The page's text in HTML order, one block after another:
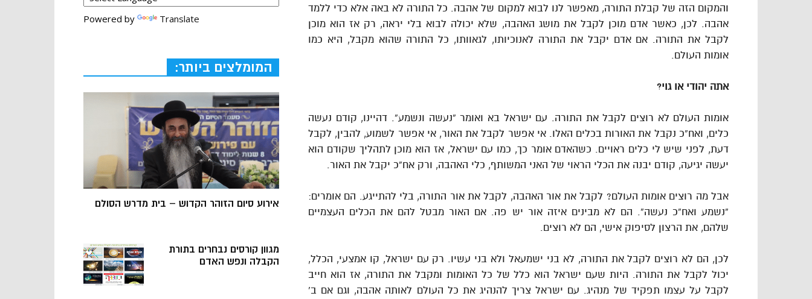
והמקום הזה של קבלת התורה, מאפשר לנו לבוא למקום של אהבה. כל התורה לא באה אלא כדי ללמד
אהבה. לכן, כאשר אדם מוכן לקבל את מושג האהבה, שלא יכולה לבוא בלי יראה, רק אז הוא מוכן
לקבל את התורה. אם אדם יקבל את התורה לאנוכיותו, לגאוותו, כל התורה שהוא מקבל, היא כמו
אומות העולם.
אתה יהודי או גוי?
אומות העולם לא רוצים לקבל את התורה. עם ישראל בא ואומר “נעשה ונשמע”. דהיינו, קודם נעשה
כלים, ואח”כ נקבל את האורות בכלים האלו. אי אפשר לקבל את האור, אי אפשר לשמוע, להבין, לקבל
דעת, לפני שיש לי כלים ראויים. כשהאדם אומר כך, כמו עם ישראל, אז הוא מוכן לתהליך שקודם הוא
יעשה יגיעה, קודם יבנה את הכלי הראוי של האני המשותף, כלי האהבה, ורק אח”כ יקבל את האור.
אבל מה רוצים אומות העולם? לקבל את אור האהבה, לקבל את אור התורה, בלי להתייגע. הם אומרים:
“נשמע ואח”כ נעשה”. הם לא מבינים איזה אור יש פה. אם האור מבטל להם את הכלים העצמיים
שלהם, את הרצון לסיפוק אישי, הם לא רוצים.
לכן, הם לא רוצים לקבל את התורה, לא בני ישמעאל ולא בני עשיו. רק עם ישראל, קו אמצעי, הכלל,
יכול לקבל את התורה. היות שעם ישראל הוא כלל של כל האומות ומקבל את התורה, אז הוא חייב
לקבל על עצמו תפקיד של מנהיג. עם ישראל צריך להנהיג את כל העולם לאותה אהבה, וגם אם ב’
Powered by Translate
המומלצים ביותר:
אירוע סיום הזוהר הקדוש – בית מדרש הסולם
מגוון קורסים נבחרים בתורת
הקבלה ונפש האדם